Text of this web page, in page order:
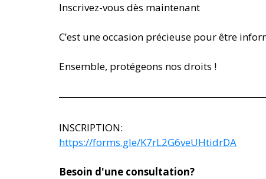
Inscrivez-vous dès maintenant
C’est une occasion précieuse pour être
Ensemble, protégeons nos droits !
INSCRIPTION:
https://forms.gle/K7rL2G6veUHtidrDA
Besoin d'une consultation?